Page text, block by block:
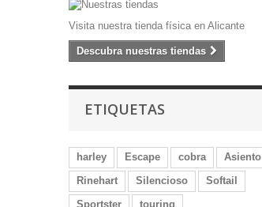
Visita nuestra tienda física en Alicante
Descubra nuestras tiendas
ETIQUETAS
harley Escape cobra
Asiento
Rinehart
Silencioso
Softail
Sportster
touring